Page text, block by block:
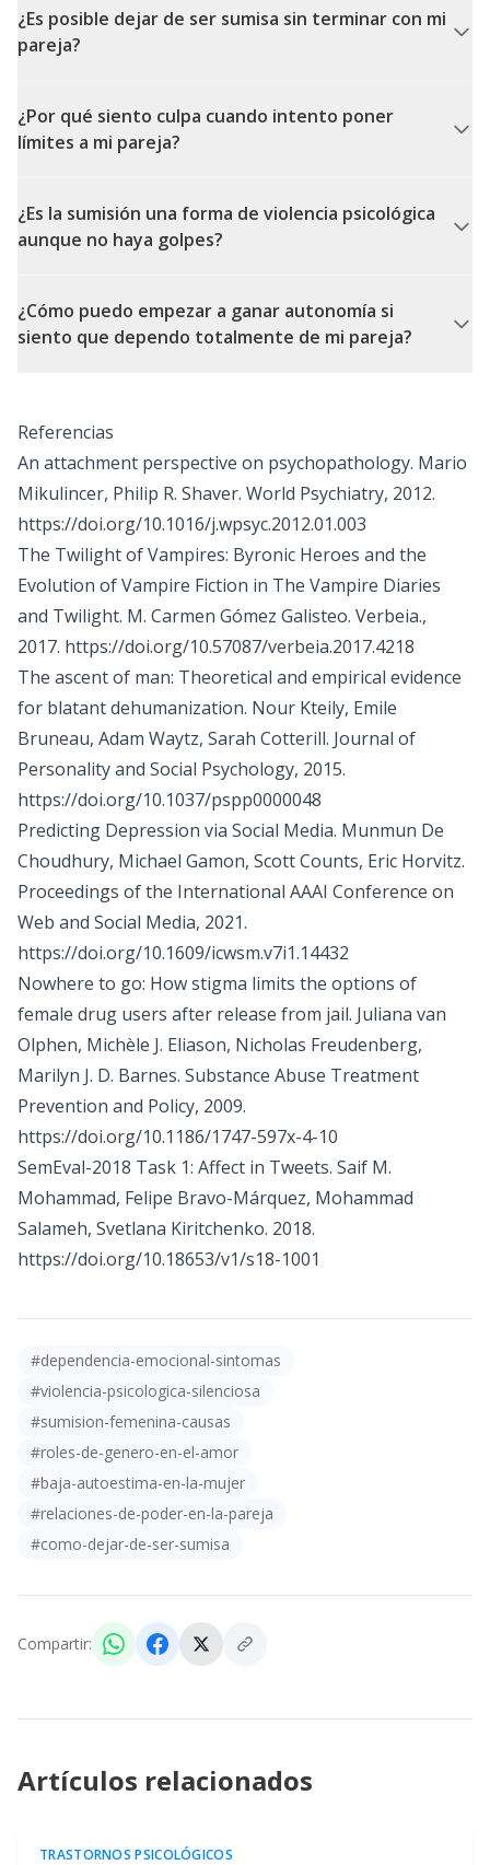
¿Es posible dejar de ser sumisa sin terminar con mi
pareja?
¿Por qué siento culpa cuando intento poner
límites a mi pareja?
¿Es la sumisión una forma de violencia psicológica
aunque no haya golpes?
¿Cómo puedo empezar a ganar autonomía si
siento que dependo totalmente de mi pareja?
Referencias
An attachment perspective on psychopathology. Mario
Mikulincer, Philip R. Shaver. World Psychiatry, 2012.
https://doi.org/10.1016/j.wpsyc.2012.01.003
The Twilight of Vampires: Byronic Heroes and the
Evolution of Vampire Fiction in The Vampire Diaries
and Twilight. M. Carmen Gómez Galisteo. Verbeia.,
2017. https://doi.org/10.57087/verbeia.2017.4218
The ascent of man: Theoretical and empirical evidence
for blatant dehumanization. Nour Kteily, Emile
Bruneau, Adam Waytz, Sarah Cotterill. Journal of
Personality and Social Psychology, 2015.
https://doi.org/10.1037/pspp0000048
Predicting Depression via Social Media. Munmun De
Choudhury, Michael Gamon, Scott Counts, Eric Horvitz.
Proceedings of the International AAAI Conference on
Web and Social Media, 2021.
https://doi.org/10.1609/icwsm.v7i1.14432
Nowhere to go: How stigma limits the options of
female drug users after release from jail. Juliana van
Olphen, Michèle J. Eliason, Nicholas Freudenberg,
Marilyn J. D. Barnes. Substance Abuse Treatment
Prevention and Policy, 2009.
https://doi.org/10.1186/1747-597x-4-10
SemEval-2018 Task 1: Affect in Tweets. Saif M.
Mohammad, Felipe Bravo-Márquez, Mohammad
Salameh, Svetlana Kiritchenko. 2018.
https://doi.org/10.18653/v1/s18-1001
#dependencia-emocional-sintomas
#violencia-psicologica-silenciosa
#sumision-femenina-causas
#roles-de-genero-en-el-amor
#baja-autoestima-en-la-mujer
#relaciones-de-poder-en-la-pareja
#como-dejar-de-ser-sumisa
Compartir:
Artículos relacionados
TRASTORNOS PSICOLÓGICOS